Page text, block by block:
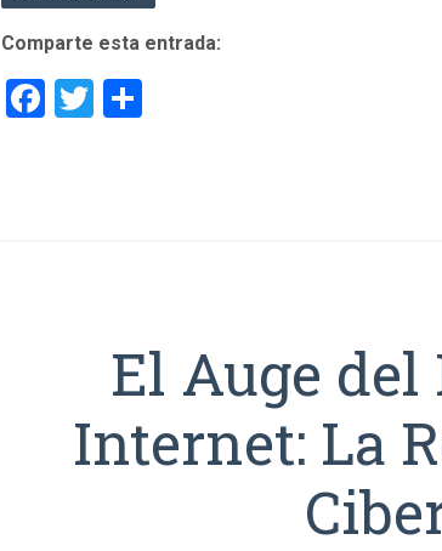
Comparte esta entrada:
Facebook
Twitter
El Auge
Internet: La